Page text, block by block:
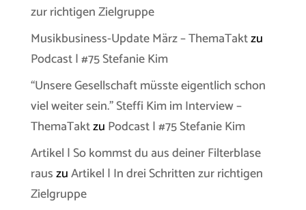
zur richtigen Zielgruppe
Musikbusiness-Update März – ThemaTaktzu
Podcast | #75 Stefanie Kim
“Unsere Gesellschaft müsste eigentlich schon
viel weiter sein.” Steffi Kim im Interview –
ThemaTaktzu Podcast | #75 Stefanie Kim
Artikel | So kommst du aus deiner Filterblase
rauszuArtikel | In drei Schritten zur richtigen
Zielgruppe